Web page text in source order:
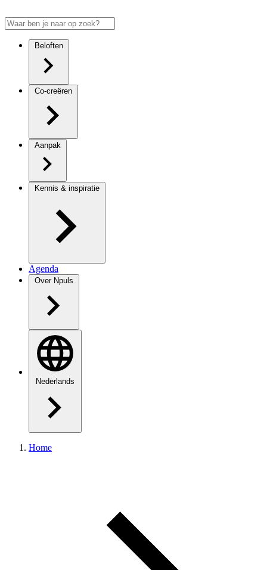
Beloften
Co-creëren
Aanpak
Kennis & inspiratie
Agenda
Over Npuls
Nederlands
Home